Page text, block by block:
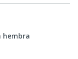
hembra